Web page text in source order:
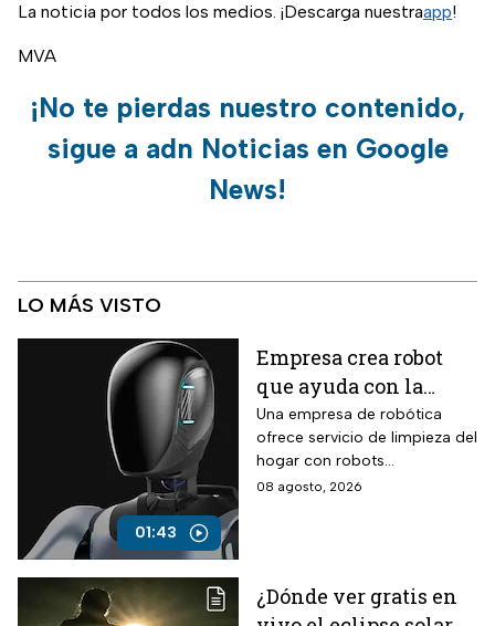
La noticia por todos los medios. ¡Descarga nuestraapp!
MVA
¡No te pierdas nuestro contenido,
sigue a adn Noticias en Google
News!
LO MÁS VISTO
01:43
Empresa crea robot
que ayuda con la
limpieza del hogar
Una empresa de robótica
ofrece servicio de limpieza del
hogar con robots
humanoides por 30 dólares la
08 agosto, 2026
¿Dónde ver gratis en